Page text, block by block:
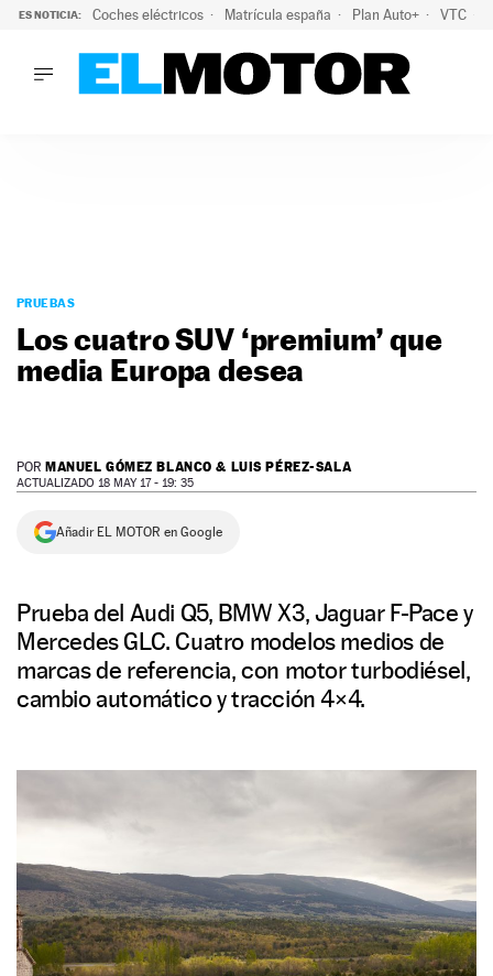
ES NOTICIA: Coches eléctricos Matrícula españa Plan Auto+ VTC
PODCAST
MOTOS
TECNOLOGÍA
SERVICIOS
NEWSLETTER
PRUEBAS
Los cuatro SUV ‘premium’ que
media Europa desea
POR MANUEL GÓMEZ BLANCO & LUIS PÉREZ-SALA
ACTUALIZADO 18 MAY 17 - 19: 35
Añadir EL MOTOR en Google
Prueba del Audi Q5, BMW X3, Jaguar F-Pace y
Mercedes GLC. Cuatro modelos medios de
marcas de referencia, con motor turbodiésel,
cambio automático y tracción 4×4.